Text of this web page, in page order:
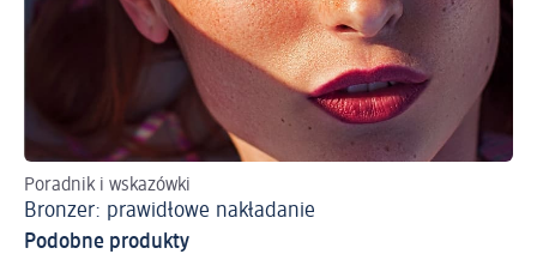
Poradnik i wskazówki
Bronzer: prawidłowe nakładanie
Podobne produkty